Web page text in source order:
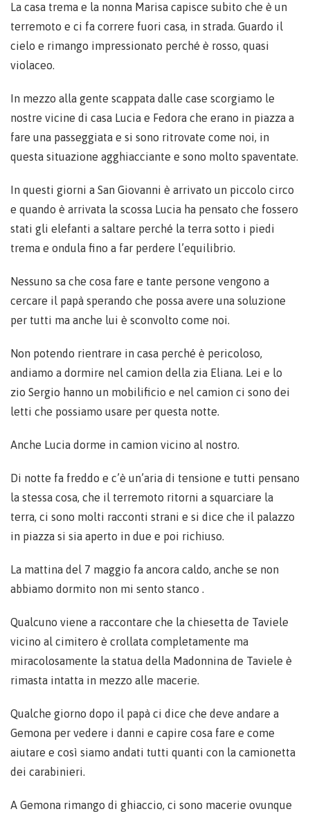
La casa trema e la nonna Marisa capisce subito che è un
terremoto e ci fa correre fuori casa, in strada. Guardo il
cielo e rimango impressionato perché è rosso, quasi
violaceo.
In mezzo alla gente scappata dalle case scorgiamo le
nostre vicine di casa Lucia e Fedora che erano in piazza a
fare una passeggiata e si sono ritrovate come noi, in
questa situazione agghiacciante e sono molto spaventate.
In questi giorni a San Giovanni è arrivato un piccolo circo
e quando è arrivata la scossa Lucia ha pensato che fossero
stati gli elefanti a saltare perché la terra sotto i piedi
trema e ondula fino a far perdere l’equilibrio.
Nessuno sa che cosa fare e tante persone vengono a
cercare il papà sperando che possa avere una soluzione
per tutti ma anche lui è sconvolto come noi.
Non potendo rientrare in casa perché è pericoloso,
andiamo a dormire nel camion della zia Eliana. Lei e lo
zio Sergio hanno un mobilificio e nel camion ci sono dei
letti che possiamo usare per questa notte.
Anche Lucia dorme in camion vicino al nostro.
Di notte fa freddo e c’è un’aria di tensione e tutti pensano
la stessa cosa, che il terremoto ritorni a squarciare la
terra, ci sono molti racconti strani e si dice che il palazzo
in piazza si sia aperto in due e poi richiuso.
La mattina del 7 maggio fa ancora caldo, anche se non
abbiamo dormito non mi sento stanco .
Qualcuno viene a raccontare che la chiesetta de Taviele
vicino al cimitero è crollata completamente ma
miracolosamente la statua della Madonnina de Taviele è
rimasta intatta in mezzo alle macerie.
Qualche giorno dopo il papà ci dice che deve andare a
Gemona per vedere i danni e capire cosa fare e come
aiutare e così siamo andati tutti quanti con la camionetta
dei carabinieri.
A Gemona rimango di ghiaccio, ci sono macerie ovunque